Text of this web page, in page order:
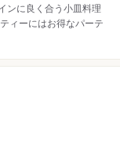
ンに良く合う小皿料理
ィーにはお得なパーテ